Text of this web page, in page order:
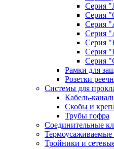
Серия
Серия
Серия
Серия
Серия
Серия
Серия
Рамки для
Розетки
Системы для
Кабель-
Скобы и
Трубы гофра
Соединительные
Термоусаживаемые
Тройники и